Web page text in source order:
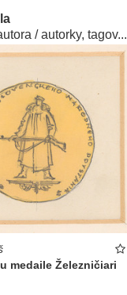
/ autorky, tagov...
medaile Železničiari